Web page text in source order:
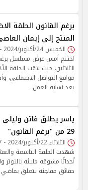
برغم القانون الحلقة
المنتج إلى إيمان
الخميس 24/أكتوبر/2024 - 05:45 م
اختتم أمس عرض مسلسل برغم
الثلاثين، حيث لاقت الحلقة
مواقع التواصل الاجتماعي،
بعد نهاية العمل.
ياسر يطلق فاتن وليلى
29 من "برغم القانون"
الثلاثاء 22/أكتوبر/2024 - 11:27 م
شهدت الحلقة التاسعة
أحداثًا مشوقة مليئة
حقائق مفاجئة تتعلق